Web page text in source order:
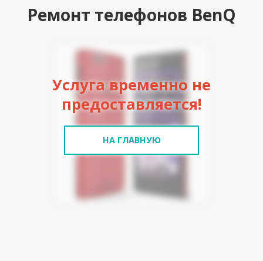
Ремонт телефонов BenQ
Услуга временно не
предоставляется!
НА ГЛАВНУЮ